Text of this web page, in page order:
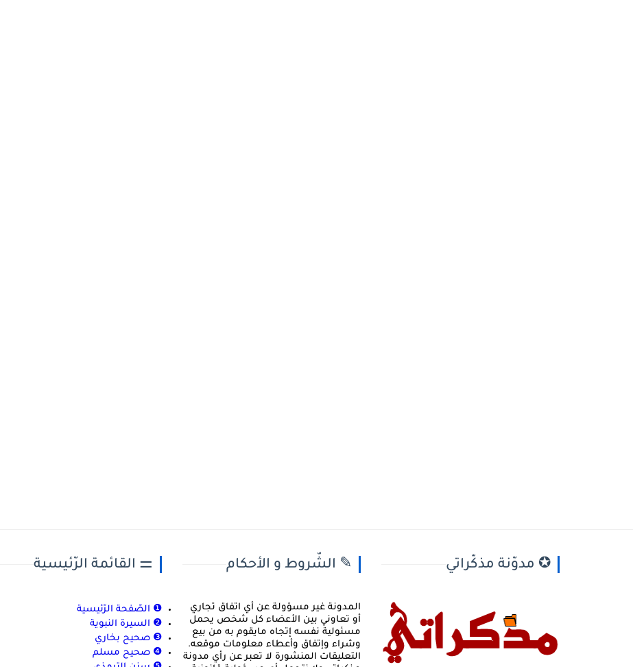
✪ مدوّنة مذكّراتي ✎ الشّروط و الأحكام
المدونة غير مسؤولة عن أي اتفاق تجاري
أو تعاوني بين الأعضاء كل شخص يحمل
مسئولية نفسه إتجاه مايقوم به من بيع
وشراء وإتفاق وأعطاء معلومات موقعه.
التعليقات المنشورة لا تعبر عن رأي مدونة
⚌ القائمة الرّئيسية
❶ الصّفحة الرّئيسية
❷ السيرة النبوية
❸ صحيح بخاري
❹ صحيح مسلم